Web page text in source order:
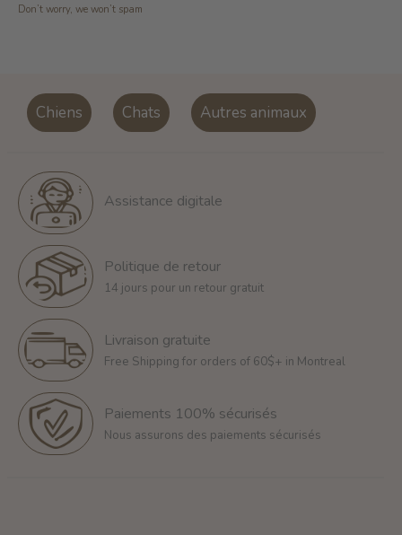
Don’t worry, we won’t spam
Chiens Chats Autres animaux
Assistance digitale
Politique de retour
14 jours pour un retour gratuit
Livraison gratuite
Free Shipping for orders of 60$+ in Montreal
Paiements 100% sécurisés
Nous assurons des paiements sécurisés